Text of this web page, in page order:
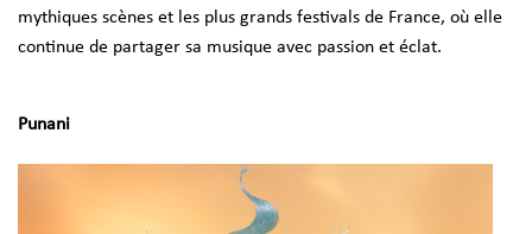
mythiques scènes et les plus grands festivals de France, où elle
continue de partager sa musique avec passion et éclat.
Punani